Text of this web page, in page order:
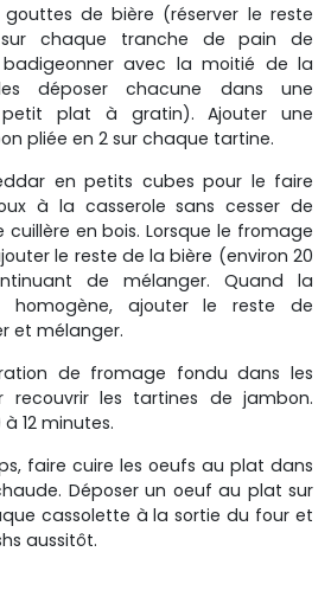
gouttes de bière (réserver le reste
chaque tranche de pain de
avec la moitié de la
déposer chacune dans une
plat à gratin). Ajouter une
pliée en 2 sur chaque tartine.
en petits cubes pour le faire
à la casserole sans cesser de
en bois. Lorsque le fromage
le reste de la bière (environ 20
de mélanger. Quand la
homogène, ajouter le reste de
et mélanger.
de fromage fondu dans les
recouvrir les tartines de jambon.
12 minutes.
faire cuire les oeufs au plat dans
Déposer un oeuf au plat sur
cassolette à la sortie du four et
aussitôt.